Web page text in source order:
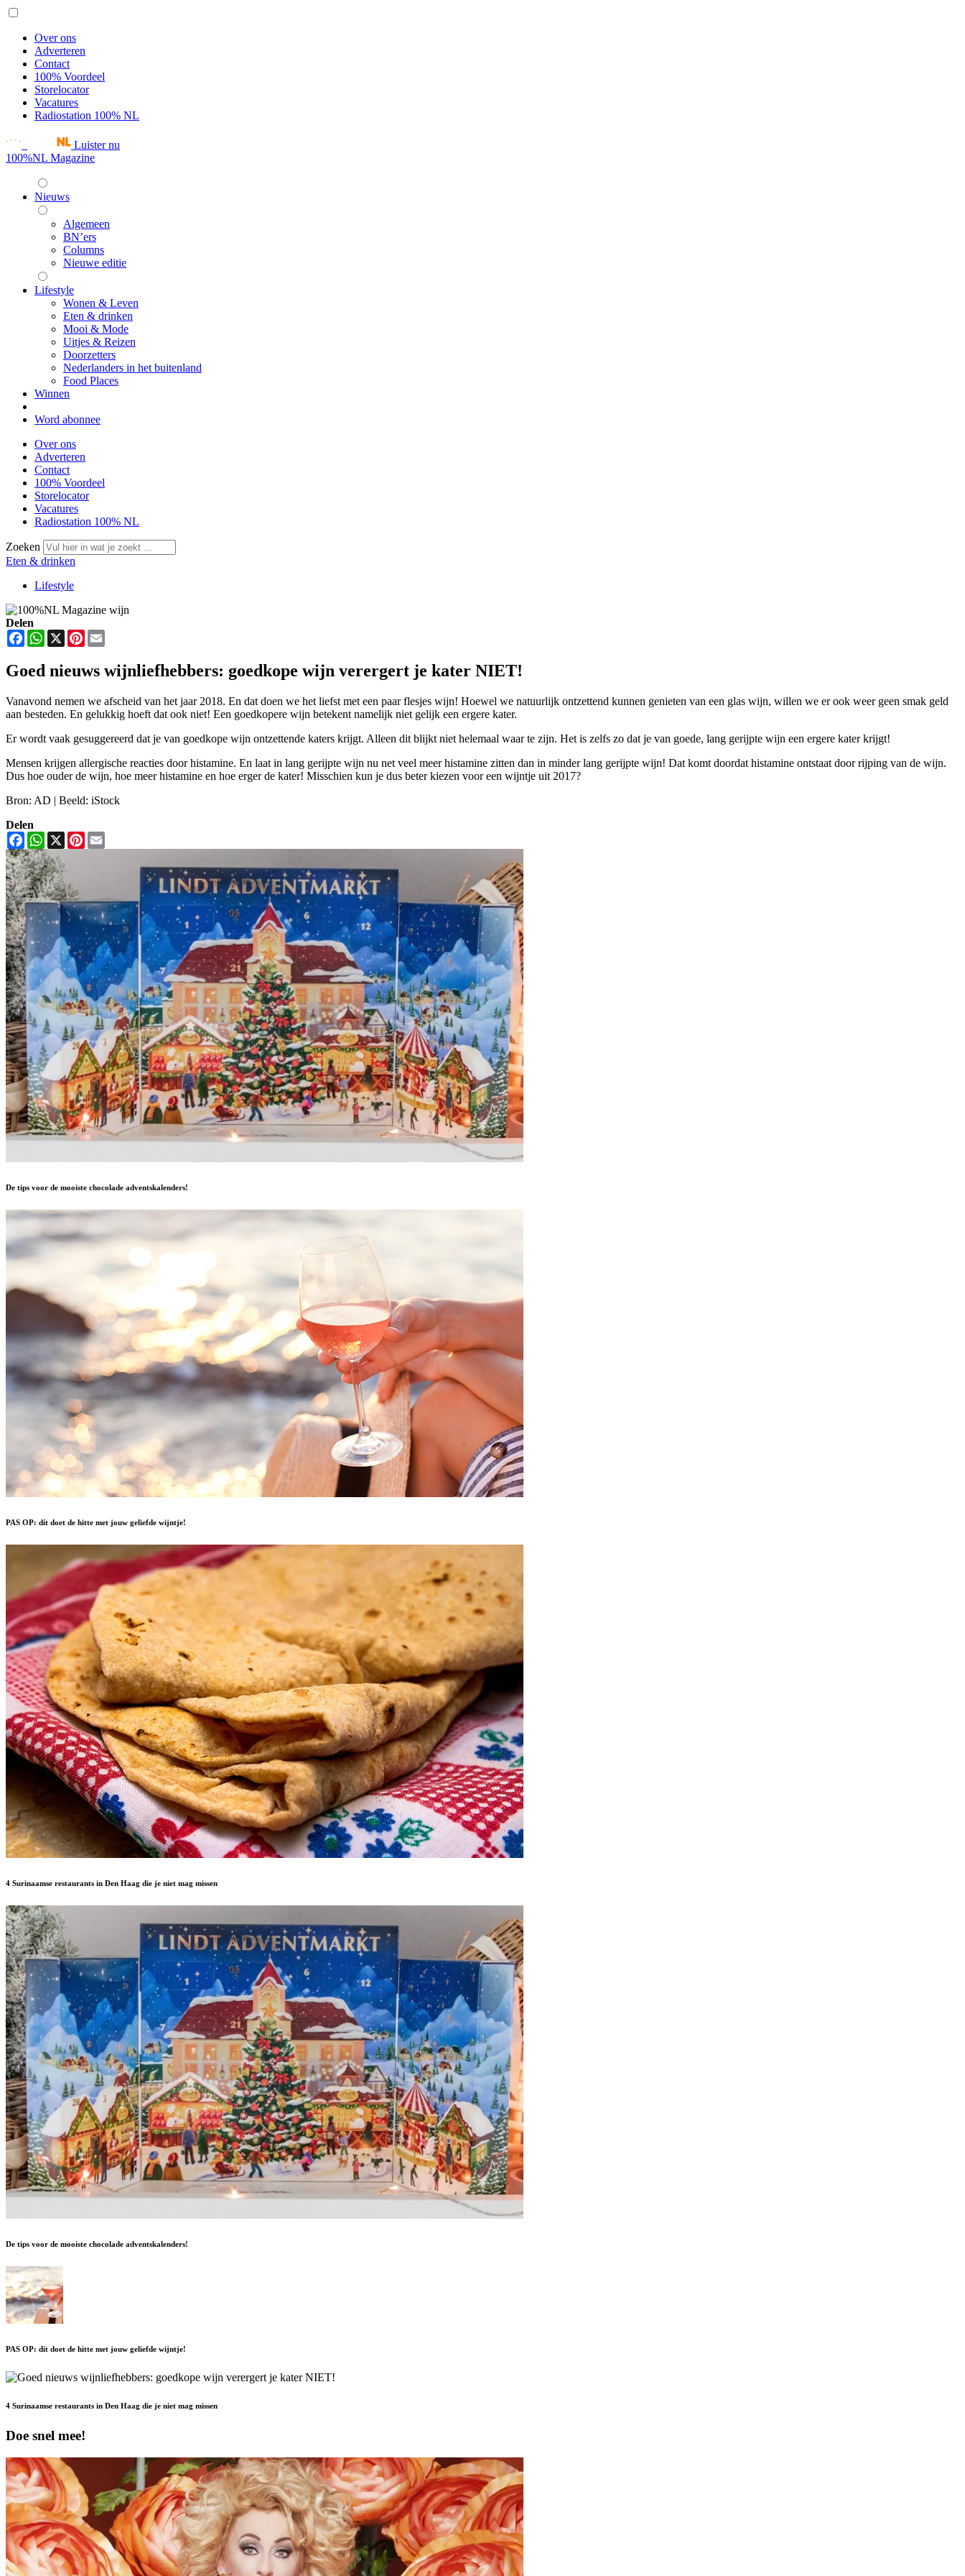
Over ons
Adverteren
Contact
100% Voordeel
Storelocator
Vacatures
Radiostation 100% NL
Luister nu
100%NL Magazine
Nieuws
Algemeen
BN’ers
Columns
Nieuwe editie
Lifestyle
Wonen & Leven
Eten & drinken
Mooi & Mode
Uitjes & Reizen
Doorzetters
Nederlanders in het buitenland
Food Places
Winnen
Word abonnee
Over ons
Adverteren
Contact
100% Voordeel
Storelocator
Vacatures
Radiostation 100% NL
Zoeken
Eten & drinken
Lifestyle
Delen
FacebookWhatsApp
X Pinterest
Goed nieuws wijnliefhebbers: goedkope wijn verergert je kater NIET!
Vanavond nemen we afscheid van het jaar 2018. En dat doen we het liefst met een paar flesjes wijn! Hoewel we natuurlijk ontzettend kunnen genieten van een glas wijn, willen we er ook weer geen smak geld
aan besteden. En gelukkig hoeft dat ook niet! Een goedkopere wijn betekent namelijk niet gelijk een ergere kater.
Er wordt vaak gesuggereerd dat je van goedkope wijn ontzettende katers krijgt. Alleen dit blijkt niet helemaal waar te zijn. Het is zelfs zo dat je van goede, lang gerijpte wijn een ergere kater krijgt!
Mensen krijgen allergische reacties door histamine. En laat in lang gerijpte wijn nu net veel meer histamine zitten dan in minder lang gerijpte wijn! Dat komt doordat histamine ontstaat door rijping van de wijn.
Dus hoe ouder de wijn, hoe meer histamine en hoe erger de kater! Misschien kun je dus beter kiezen voor een wijntje uit 2017?
Bron: AD | Beeld: iStock
Delen
FacebookWhatsApp
X Pinterest
De tips voor de mooiste chocolade adventskalenders!
PAS OP: dít doet de hitte met jouw geliefde wijntje!
4 Surinaamse restaurants in Den Haag die je niet mag missen
De tips voor de mooiste chocolade adventskalenders!
PAS OP: dít doet de hitte met jouw geliefde wijntje!
4 Surinaamse restaurants in Den Haag die je niet mag missen
Doe snel mee!